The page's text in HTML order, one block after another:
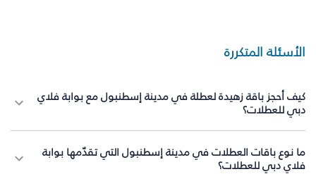
الأسئلة المتكررة
كيف أحجز باقة زهيدة لعطلة في مدينة إسطنبول مع بوابة فلاي
دبي للعطلات؟
ما نوع باقات العطلات في مدينة إسطنبول التي تقدّمها بوابة
فلاي دبي للعطلات؟